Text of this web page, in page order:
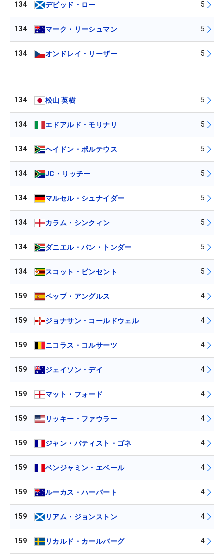
134 デビッド・ロー 5
134 マーク・リーシュマン 5
134 オンドレイ・リーザー 5
134 松山 英樹 5
134 エドアルド・モリナリ 5
134 ヘイドン・ポルテウス 5
134 JC・リッチー 5
134 マルセル・シュナイダー 5
134 カラム・シンクィン 5
134 ダニエル・バン・トンダー 5
134 スコット・ビンセント 5
159 ペップ・アングルス 4
159 ジョナサン・コールドウェル 4
159 ニコラス・コルサーツ 4
159 ジェイソン・デイ 4
159 マット・フォード 4
159 リッキー・ファウラー 4
159 ジャン・バティスト・ゴネ 4
159 ベンジャミン・エベール 4
159 ルーカス・ハーバート 4
159 リアム・ジョンストン 4
159 リカルド・カールバーグ 4